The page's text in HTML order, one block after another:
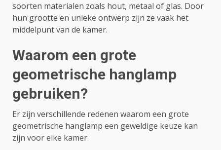
soorten materialen zoals hout, metaal of glas. Door
hun grootte en unieke ontwerp zijn ze vaak het
middelpunt van de kamer.
Waarom een grote
geometrische hanglamp
gebruiken?
Er zijn verschillende redenen waarom een grote
geometrische hanglamp een geweldige keuze kan
zijn voor elke kamer.